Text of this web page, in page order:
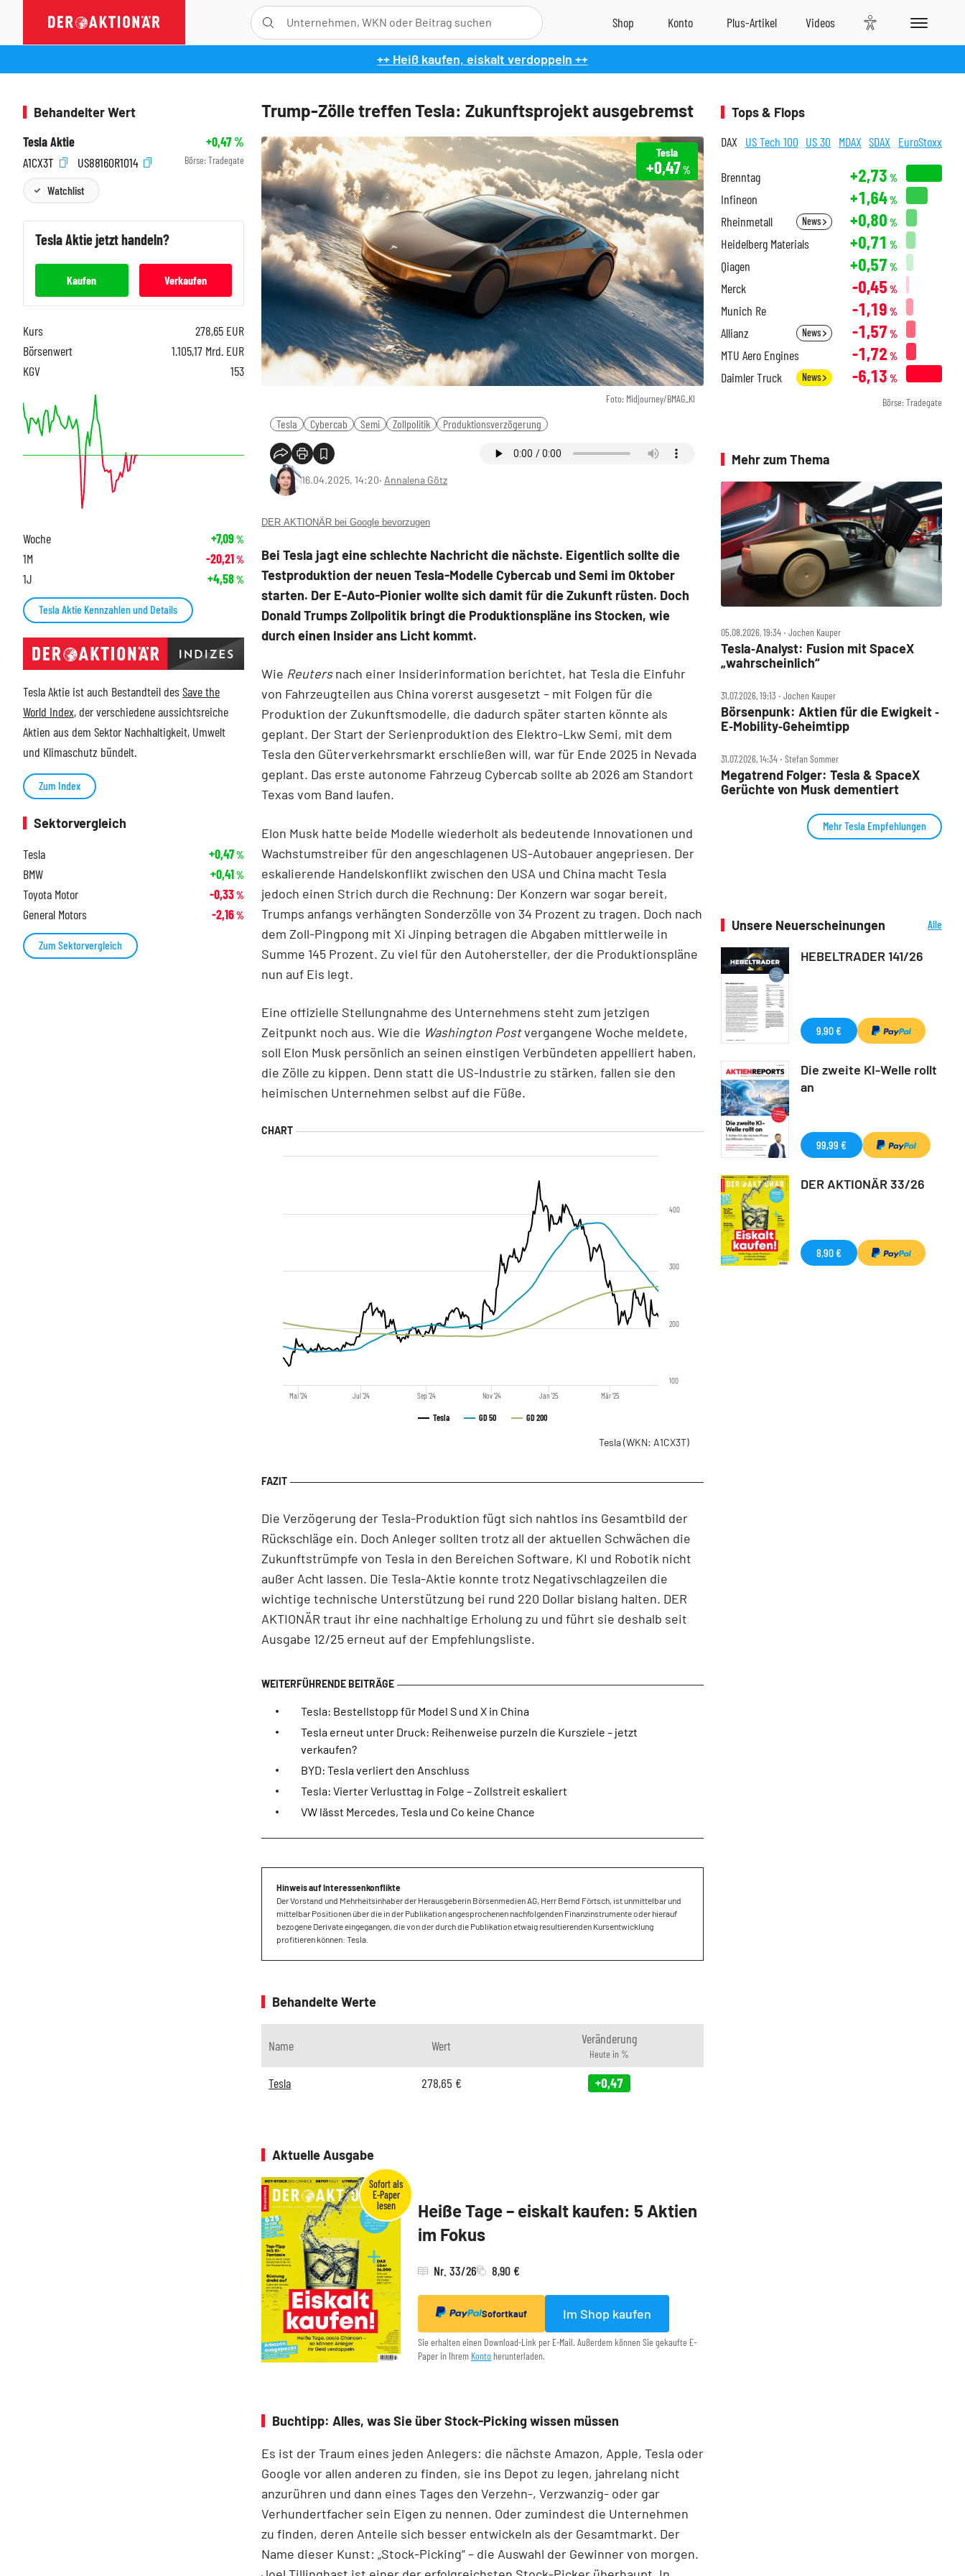
++ Heiß kaufen, eiskalt verdoppeln ++
Trump-Zölle treffen Tesla: Zukunftsprojekt ausgebremst
Foto: Midjourney/BMAG_KI
Tesla
+0,47%
Tesla Cybercab Semi Zollpolitik Produktionsverzögerung
16.04.2025, 14:20‧ Annalena Götz
DER AKTIONÄR bei Google bevorzugen
Bei Tesla jagt eine schlechte Nachricht die nächste. Eigentlich sollte die
Testproduktion der neuen Tesla-Modelle Cybercab und Semi im Oktober
starten. Der E-Auto-Pionier wollte sich damit für die Zukunft rüsten. Doch
Donald Trumps Zollpolitik bringt die Produktionspläne ins Stocken, wie
durch einen Insider ans Licht kommt.
Wie Reutersnach einer Insiderinformation berichtet, hat Tesla die Einfuhr
von Fahrzeugteilen aus China vorerst ausgesetzt – mit Folgen für die
Produktion der Zukunftsmodelle, die dadurch später starten könnte als
geplant. Der Start der Serienproduktion des Elektro-Lkw Semi, mit dem
Tesla den Güterverkehrsmarkt erschließen will, war für Ende 2025 in Nevada
geplant. Das erste autonome Fahrzeug Cybercab sollte ab 2026 am Standort
Texas vom Band laufen.
Elon Musk hatte beide Modelle wiederholt als bedeutende Innovationen und
Wachstumstreiber für den angeschlagenen US-Autobauer angepriesen. Der
eskalierende Handelskonflikt zwischen den USA und China macht Tesla
jedoch einen Strich durch die Rechnung: Der Konzern war sogar bereit,
Trumps anfangs verhängten Sonderzölle von 34 Prozent zu tragen. Doch nach
dem Zoll-Pingpong mit Xi Jinping betragen die Abgaben mittlerweile in
Summe 145 Prozent. Zu viel für den Autohersteller, der die Produktionspläne
nun auf Eis legt.
Eine offizielle Stellungnahme des Unternehmens steht zum jetzigen
Zeitpunkt noch aus. Wie die Washington Postvergangene Woche meldete,
soll Elon Musk persönlich an seinen einstigen Verbündeten appelliert haben,
die Zölle zu kippen. Denn statt die US-Industrie zu stärken, fallen sie den
heimischen Unternehmen selbst auf die Füße.
Tesla GD 50 GD 200
Mai '24 Jul '24 Sep '24 Nov '24 Jan '25 Mär '25
100
200
300
400
Tesla(WKN: A1CX3T)
Die Verzögerung der Tesla-Produktion fügt sich nahtlos ins Gesamtbild der
Rückschläge ein. Doch Anleger sollten trotz all der aktuellen Schwächen die
Zukunftstrümpfe von Tesla in den Bereichen Software, KI und Robotik nicht
außer Acht lassen. Die Tesla-Aktie konnte trotz Negativschlagzeilen die
wichtige technische Unterstützung bei rund 220 Dollar bislang halten. DER
AKTIONÄR traut ihr eine nachhaltige Erholung zu und führt sie deshalb seit
Ausgabe 12/25 erneut auf der Empfehlungsliste.
Tesla: Bestellstopp für Model S und X in China
Tesla erneut unter Druck: Reihenweise purzeln die Kursziele – jetzt
verkaufen?
BYD: Tesla verliert den Anschluss
Tesla: Vierter Verlusttag in Folge – Zollstreit eskaliert
VW lässt Mercedes, Tesla und Co keine Chance
Hinweis auf Interessenkonflikte
Der Vorstand und Mehrheitsinhaber der Herausgeberin Börsenmedien AG, Herr Bernd Förtsch, ist unmittelbar und
mittelbar Positionen über die in der Publikation angesprochenen nachfolgenden Finanzinstrumente oder hierauf
bezogene Derivate eingegangen, die von der durch die Publikation etwaig resultierenden Kursentwicklung
profitieren können: Tesla.
Behandelte Werte
Name Wert Veränderung
Heute in %
Tesla 278,65 € +0,47
Aktuelle Ausgabe
Heiße Tage – eiskalt kaufen: 5 Aktien
im Fokus
Nr. 33/26 8,90 €
Sofortkauf Im Shop kaufen
Sie erhalten einen Download-Link per E-Mail. Außerdem können Sie gekaufte E-
Paper in Ihrem Konto herunterladen.
Buchtipp: Alles, was Sie über Stock-Picking wissen müssen
Es ist der Traum eines jeden Anlegers: die nächste Amazon, Apple, Tesla oder
Google vor allen anderen zu finden, sie ins Depot zu legen, jahrelang nicht
anzurühren und dann eines Tages den Verzehn-, Verzwanzig- oder gar
Verhundertfacher sein Eigen zu nennen. Oder zumindest die Unternehmen
zu finden, deren Anteile sich besser entwickeln als der Gesamtmarkt. Der
Name dieser Kunst: „Stock-Picking“ – die Auswahl der Gewinner von morgen.
Behandelter Wert
Tesla Aktie
+0,47%
A1CX3T
US88160R1014 Börse: Tradegate
Watchlist
TeslaAktie jetzt handeln?
Kaufen Verkaufen
Kurs 278,65 EUR
Börsenwert
1.105,17 Mrd. EUR
KGV
153
Woche +7,09%
1M -20,21%
1J +4,58%
Tesla Aktie Kennzahlen und Details
Tesla Aktie ist auch Bestandteil desSave the
World Index, der verschiedene aussichtsreiche
Aktien aus dem Sektor Nachhaltigkeit, Umwelt
und Klimaschutz bündelt.
Zum Index
Sektorvergleich
Tesla
+0,47%
BMW +0,41%
Toyota Motor -0,33%
General Motors -2,16%
Zum Sektorvergleich
Tops & Flops
DAX US Tech 100 US 30 MDAX SDAX EuroStoxx
Brenntag +2,73 %
Infineon +1,64%
Rheinmetall News +0,80 %
Heidelberg Materials +0,71 %
Qiagen +0,57 %
Merck -0,45 %
Munich Re -1,19 %
Allianz News -1,57 %
MTU Aero Engines -1,72 %
Daimler Truck News -6,13 %
Börse: Tradegate
Mehr zum Thema
05.08.2026, 19:34 ‧ Jochen Kauper
Tesla‑Analyst: Fusion mit SpaceX
„wahrscheinlich“
31.07.2026, 19:13 ‧ Jochen Kauper
Börsenpunk: Aktien für die Ewigkeit ‑
E‑Mobility‑Geheimtipp
31.07.2026, 14:34 ‧ Stefan Sommer
Megatrend Folger: Tesla & SpaceX
Gerüchte von Musk dementiert
Mehr Tesla Empfehlungen
Unsere Neuerscheinungen
Alle
HEBELTRADER 141/26
9,90 €
Die zweite KI-Welle rollt
an
99,99 €
DER AKTIONÄR 33/26
8,90 €